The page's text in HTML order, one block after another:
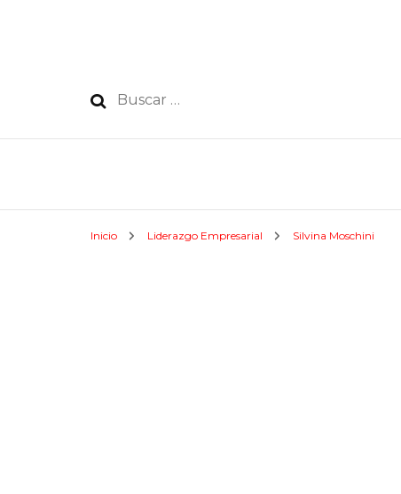
Buscar:
Inicio Liderazgo Empresarial Silvina Moschini